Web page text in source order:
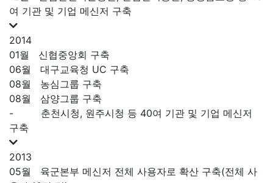
여 기관 및 기업 메신저 구축
2014
01월
신협중앙회 구축
06월
대구교육청 UC 구축
08월
농심그룹 구축
08월
삼양그룹 구축
- 춘천시청, 원주시청 등 40여 기관 및 기업 메신저
구축
2013
05월
육군본부 메신저 전체 사용자로 확산 구축(전체 사